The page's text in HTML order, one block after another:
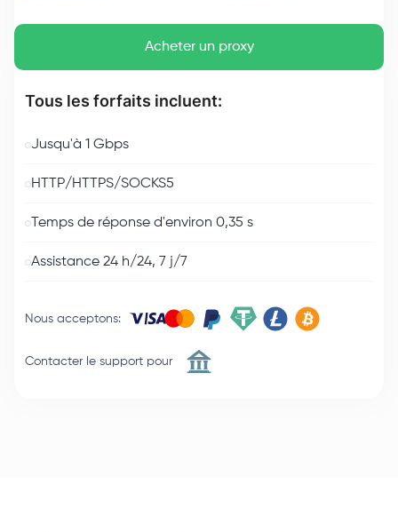
Acheter un proxy
Tous les forfaits incluent:
Jusqu'à 1 Gbps
HTTP/HTTPS/SOCKS5
Temps de réponse d'environ 0,35 s
Assistance 24 h/24, 7 j/7
Nous acceptons:
Contacter le support pour